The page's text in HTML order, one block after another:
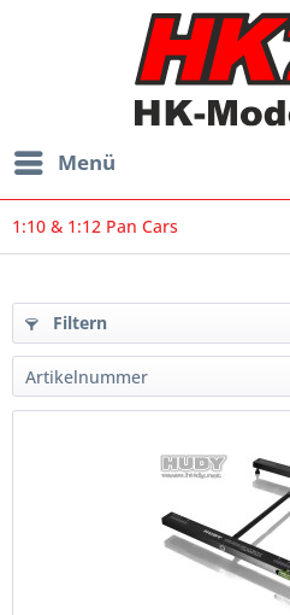
Menü
1:10 & 1:12 Pan Cars
Filtern